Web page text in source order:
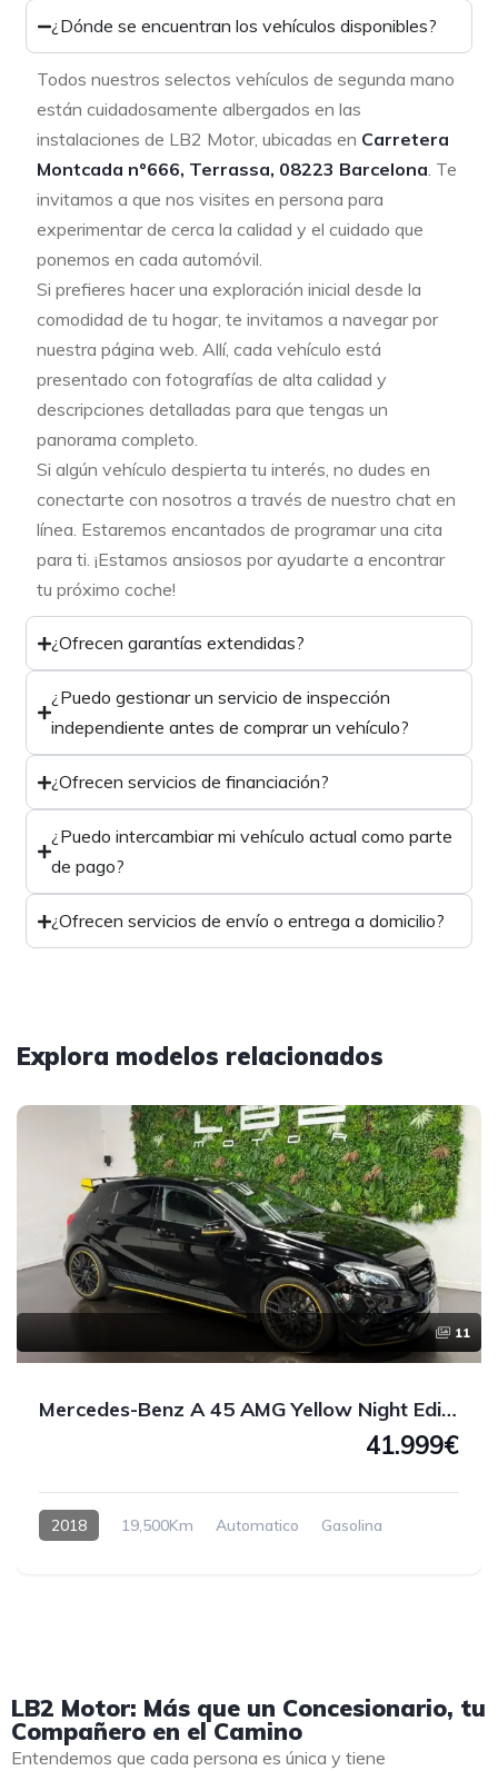
¿Dónde se encuentran los vehículos disponibles?
Todos nuestros selectos vehículos de segunda mano
están cuidadosamente albergados en las
instalaciones de LB2 Motor, ubicadas en Carretera
Montcada nº666, Terrassa, 08223 Barcelona. Te
invitamos a que nos visites en persona para
experimentar de cerca la calidad y el cuidado que
ponemos en cada automóvil.
Si prefieres hacer una exploración inicial desde la
comodidad de tu hogar, te invitamos a navegar por
nuestra página web. Allí, cada vehículo está
presentado con fotografías de alta calidad y
descripciones detalladas para que tengas un
panorama completo.
Si algún vehículo despierta tu interés, no dudes en
conectarte con nosotros a través de nuestro chat en
línea. Estaremos encantados de programar una cita
para ti. ¡Estamos ansiosos por ayudarte a encontrar
tu próximo coche!
¿Ofrecen garantías extendidas?
¿Puedo gestionar un servicio de inspección
independiente antes de comprar un vehículo?
¿Ofrecen servicios de financiación?
¿Puedo intercambiar mi vehículo actual como parte
de pago?
¿Ofrecen servicios de envío o entrega a domicilio?
Explora modelos relacionados
11
Mercedes-Benz A 45 AMG Yellow Night Edition 4MATIC 381 CV
41.999€
2018 19,500Km Automatico Gasolina
LB2 Motor: Más que un Concesionario, tu
Compañero en el Camino
Entendemos que cada persona es única y tiene